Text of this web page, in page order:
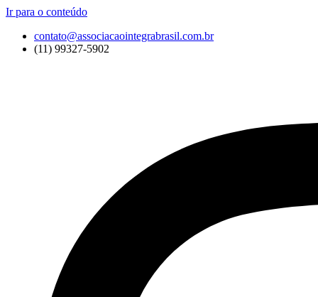
Ir para o conteúdo
contato@associacaointegrabrasil.com.br
(11) 99327-5902